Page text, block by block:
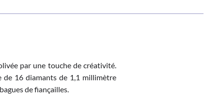
par une touche de créativité.
de 16 diamants de 1,1 millimètre
de fiançailles.